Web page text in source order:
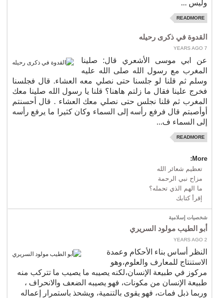
وليس ...
READMORE
القدوة في ذكرى رحيله
7 YEARS AGO
عن ابي موسى الأشعري قال: صلينا
المغرب مع رسول الله صلى الله عليه
وسلم ثم قلنا لو جلسنا حتى نصلي معه العشاء. قال فجلسنا
فخرج علينا فقال ما زلتم هاهنا؟ قلنا يا رسول الله صلينا معك
المغرب ثم قلنا نجلس حتى نصلي معك العشاء . قال أحسنتم
أوأصبتم قال فرفع رأسه إلى السماء وكان كثيرا ما يرفع رأسه
إلى السماء ف...
READMORE
More:
تعظيم شعائر الله
مزاح نبي الرحمة
ما الهم الذي تحمله؟
إقرأ كتابك
شخصيات إسلامية
أبو الطيب مولود السريري
2 YEARS AGO
النظر أساس بناء الأحكام وعمدة
الاستنتاج للمعارف والعلوم،وهو
مركوز في طبيعة الإنسان،لكنه يصيبه ما يصيب ما تتركب منه
طبيعة الإنسان من مكونات، فهو يصيبه الضعف والانحراف ،
وربما ذبل فمات، فهو يقوى بالتنمية، ويشحذ باستمرار إعماله